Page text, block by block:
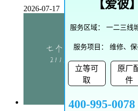
2026-07-17 【爱彼
服务区域： 一二三线
服务项目： 维修、
立等可
取
原厂
件
400-995-0078